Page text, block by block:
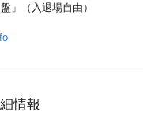
」（入退場自由）
情報